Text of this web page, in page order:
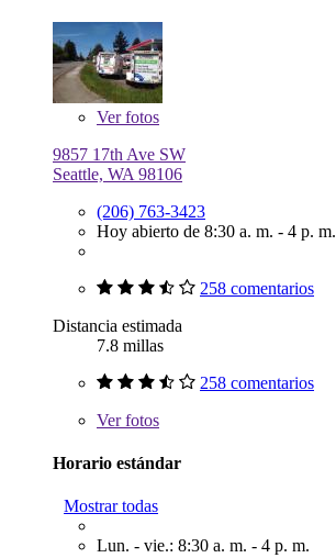
Verfotos
9857 17th Ave SW
Seattle, WA 98106
(206) 763-3423
Hoy abierto de 8:30 a. m. - 4 p. m.
258 comentarios
Distancia estimada
7.8 millas
258 comentarios
Verfotos
Horario estándar
Mostrar todas
Lun. - vie.: 8:30 a. m. - 4 p. m.